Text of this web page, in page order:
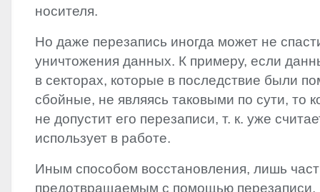
носителя.
Но даже перезапись иногда может не
уничтожения данных. К примеру, если
в секторах, которые в последствие были
сбойные, не являясь таковыми по сути,
не допустит его перезаписи, т. к. уже
использует в работе.
Иным способом восстановления, лишь
предотвращаемым с помощью перезаписи,